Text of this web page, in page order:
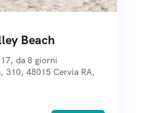
Beach
da 8 giorni
310, 48015 Cervia RA,